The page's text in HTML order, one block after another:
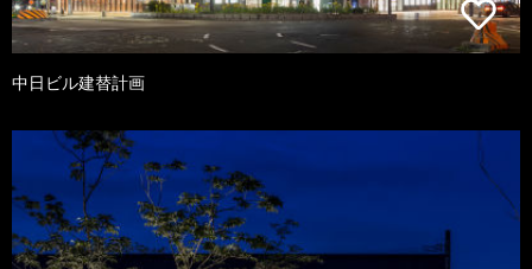
中日ビル建替計画